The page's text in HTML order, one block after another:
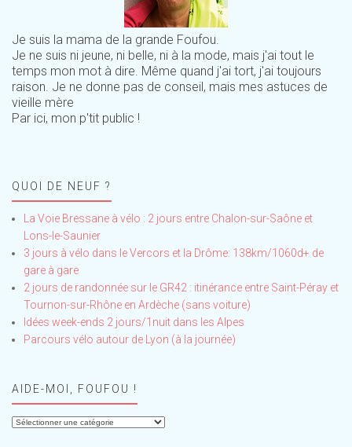
Je suis la mama de la grande Foufou.
Je ne suis ni jeune, ni belle, ni à la mode, mais j'ai tout le
temps mon mot à dire. Même quand j'ai tort, j'ai toujours
raison. Je ne donne pas de conseil, mais mes astuces de
vieille mère
Par ici, mon p'tit public !
QUOI DE NEUF ?
La Voie Bressane à vélo : 2 jours entre Chalon-sur-Saône et
Lons-le-Saunier
3 jours à vélo dans le Vercors et la Drôme: 138km/1060d+ de
gare à gare
2 jours de randonnée sur le GR42 : itinérance entre Saint-Péray et
Tournon-sur-Rhône en Ardèche (sans voiture)
Idées week-ends 2 jours/1nuit dans les Alpes
Parcours vélo autour de Lyon (à la journée)
AIDE-MOI, FOUFOU !
Aide-